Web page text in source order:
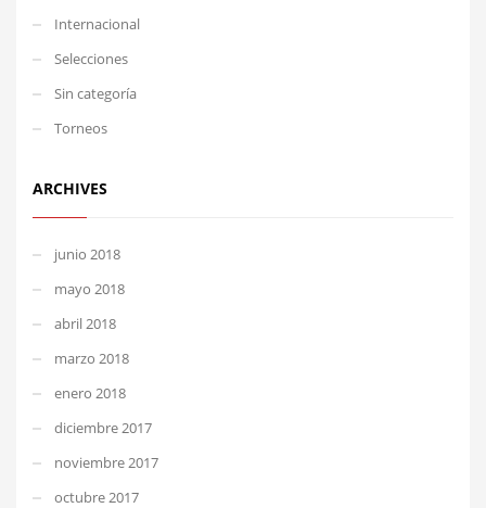
Internacional
Selecciones
Sin categoría
Torneos
ARCHIVES
junio 2018
mayo 2018
abril 2018
marzo 2018
enero 2018
diciembre 2017
noviembre 2017
octubre 2017